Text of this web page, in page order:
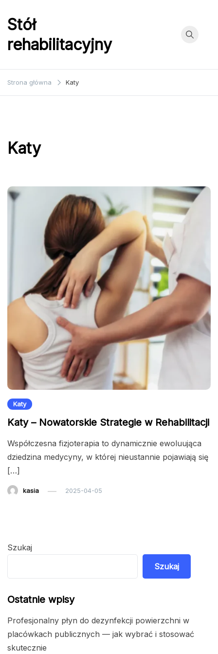
doStół
rehabilitacyjny
Strona główna Katy
Katy
Katy
Katy – Nowatorskie Strategie w Rehabilitacji
Współczesna fizjoterapia to dynamicznie ewoluująca
dziedzina medycyny, w której nieustannie pojawiają się
[…]
kasia 2025-04-05
Szukaj
Szukaj
Ostatnie wpisy
Profesjonalny płyn do dezynfekcji powierzchni w
placówkach publicznych — jak wybrać i stosować
skutecznie